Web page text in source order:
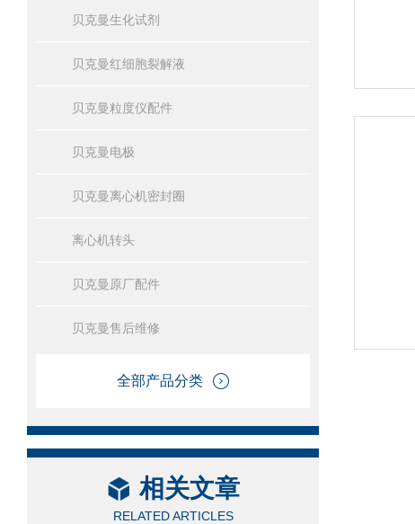
贝克曼生化试剂
贝克曼红细胞裂解液
贝克曼粒度仪配件
贝克曼电极
贝克曼离心机密封圈
离心机转头
贝克曼原厂配件
贝克曼售后维修
全部产品分类
相关文章
RELATED ARTICLES